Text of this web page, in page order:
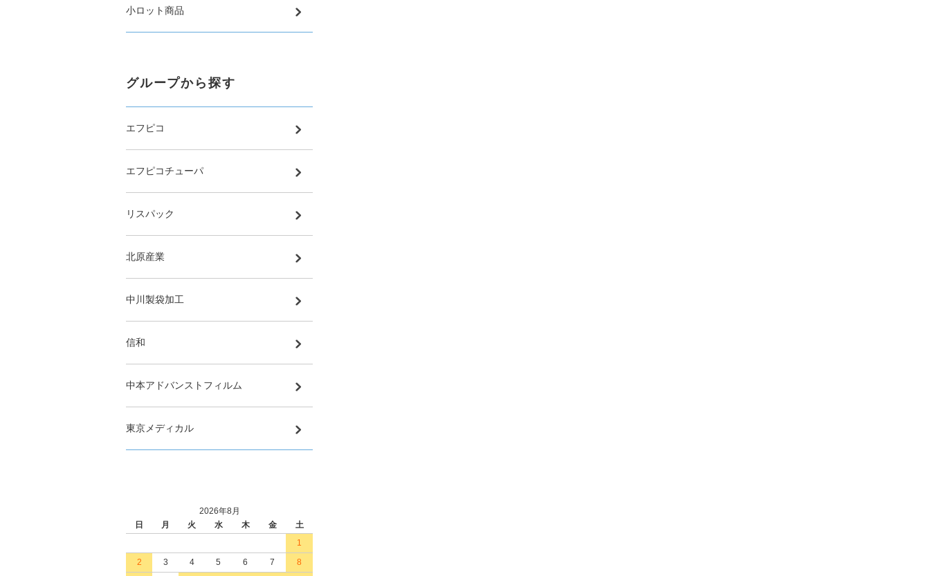
小ロット商品
グループから探す
エフピコ
エフピコチューパ
リスパック
北原産業
中川製袋加工
信和
中本アドバンストフィルム
東京メディカル
2026年8月
日
月 火 水 木 金
土
1
2
3 4 5 6 7
8